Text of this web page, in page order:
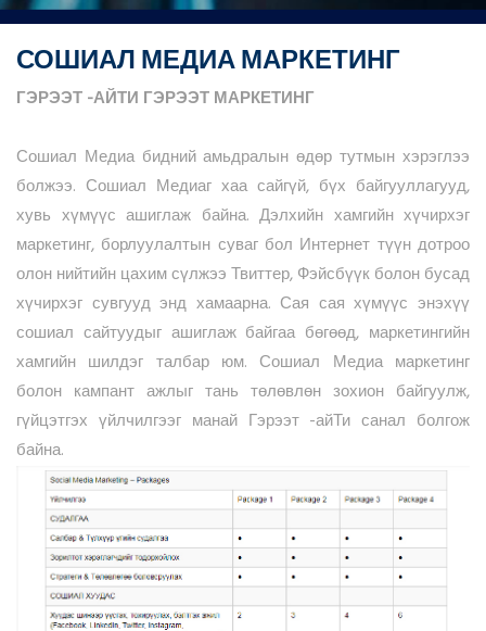
СОШИАЛ МЕДИА МАРКЕТИНГ
ГЭРЭЭТ -АЙТИ ГЭРЭЭТ МАРКЕТИНГ
Сошиал Медиа бидний амьдралын өдөр тутмын хэрэглээ
болжээ. Сошиал Медиаг хаа сайгүй, бүх байгууллагууд,
хувь хүмүүс ашиглаж байна. Дэлхийн хамгийн хүчирхэг
маркетинг, борлуулалтын суваг бол Интернет түүн дотроо
олон нийтийн цахим сүлжээ Твиттер, Фэйсбүүк болон бусад
хүчирхэг сувгууд энд хамаарна. Сая сая хүмүүс энэхүү
сошиал сайтуудыг ашиглаж байгаа бөгөөд, маркетингийн
хамгийн шилдэг талбар юм. Сошиал Медиа маркетинг
болон кампант ажлыг тань төлөвлөн зохион байгуулж,
гүйцэтгэх үйлчилгээг манай Гэрээт -айТи санал болгож
байна.